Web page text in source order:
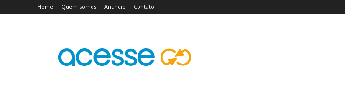
Home Quem somos Anuncie Contato